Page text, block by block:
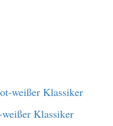
Klassiker